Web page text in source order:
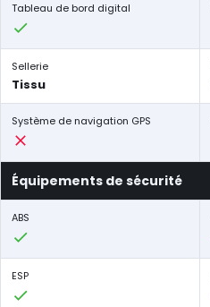
Tableau de bord digital
Sellerie
Tissu
Système de navigation GPS
Équipements de sécurité
ABS
ESP